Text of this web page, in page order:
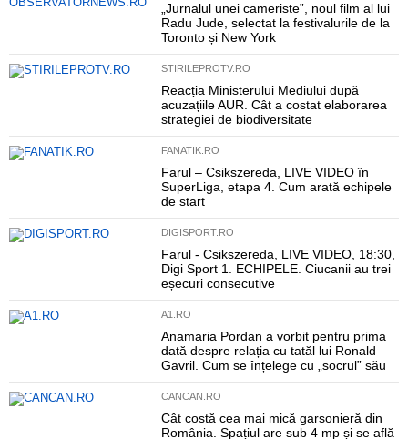
„Jurnalul unei cameriste”, noul film al lui
Radu Jude, selectat la festivalurile de la
Toronto și New York
STIRILEPROTV.RO
Reacția Ministerului Mediului după
acuzațiile AUR. Cât a costat elaborarea
strategiei de biodiversitate
FANATIK.RO
Farul – Csikszereda, LIVE VIDEO în
SuperLiga, etapa 4. Cum arată echipele
de start
DIGISPORT.RO
Farul - Csikszereda, LIVE VIDEO, 18:30,
Digi Sport 1. ECHIPELE. Ciucanii au trei
eșecuri consecutive
A1.RO
Anamaria Pordan a vorbit pentru prima
dată despre relația cu tatăl lui Ronald
Gavril. Cum se înțelege cu „socrul” său
CANCAN.RO
Cât costă cea mai mică garsonieră din
România. Spațiul are sub 4 mp și se află